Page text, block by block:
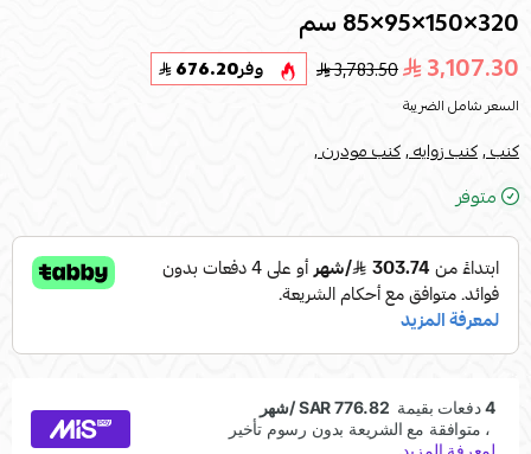
320×150×95×85 سم
3,107.30
3,783.50 وفر676.20
السعر شامل الضريبة
كنب ,كنب زوايه ,كنب مودرن ,
متوفر